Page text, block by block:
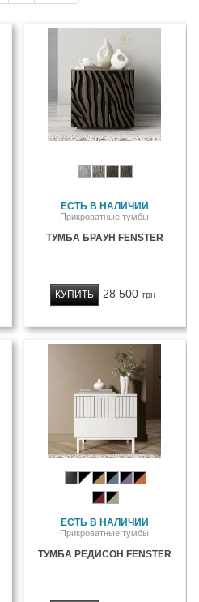
ЕСТЬ В НАЛИЧИИ
Прикроватные тумбы
ТУМБА БРАУН FENSTER
28 500 грн
КУПИТЬ
ЕСТЬ В НАЛИЧИИ
Прикроватные тумбы
ТУМБА РЕДИСОН FENSTER